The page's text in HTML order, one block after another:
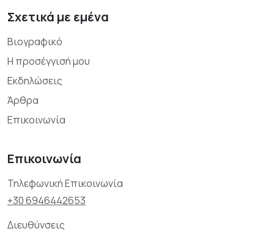
Σχετικά με εμένα
Βιογραφικό
Η προσέγγισή μου
Εκδηλώσεις
Άρθρα
Επικοινωνία
Επικοινωνία
Τηλεφωνική Επικοινωνία
+30 6946442653
Διευθύνσεις